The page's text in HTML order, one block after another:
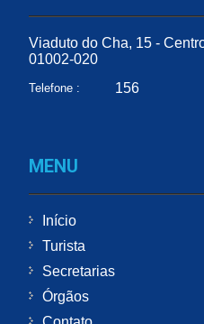
Viaduto do Cha, 15 -
01002-020
Telefone : 156
MENU
Início
Turista
Secretarias
Órgãos